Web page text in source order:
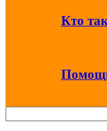
Кто